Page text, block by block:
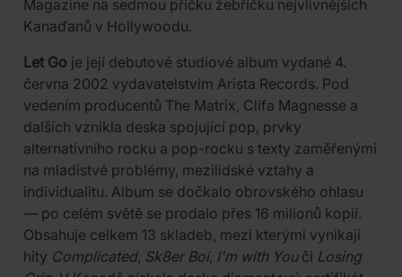
Magazine na sedmou příčku žebříčku nejvlivnějších
Kanaďanů v Hollywoodu.
Let Go je její debutové studiové album vydané 4.
června 2002 vydavatelstvím Arista Records. Pod
vedením producentů The Matrix, Clifa Magnesse a
dalších vznikla deska spojující pop, prvky
alternativního rocku a pop-rocku s texty zaměřenými
na mladistvé problémy, mezilidské vztahy a
individualitu. Album se dočkalo obrovského ohlasu
— po celém světě se prodalo přes 16 milionů kopií.
Obsahuje celkem 13 skladeb, mezi kterými vynikají
hity Complicated, Sk8er Boi, I'm with Youči Losing